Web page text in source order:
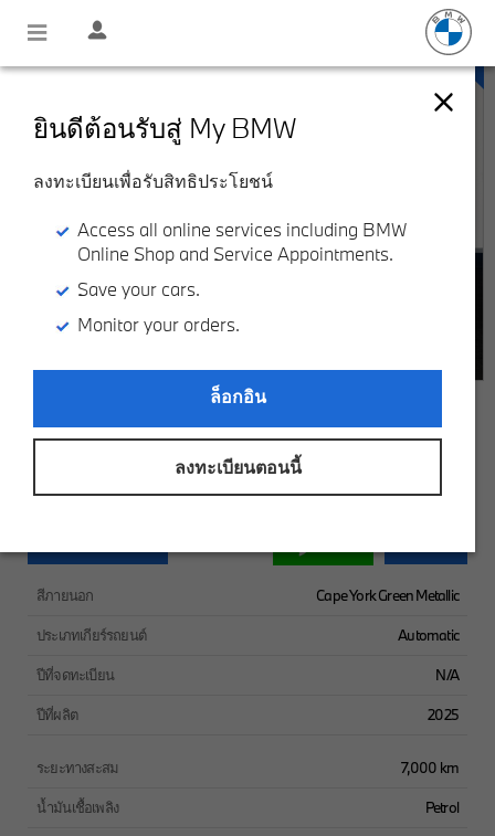
ยินดีต้อนรับสู่ My BMW
ลงทะเบียนเพื่อรับสิทธิประโยชน์
Access all online services including BMW
Online Shop and Service Appointments.
Save your cars.
Monitor your orders.
ล็อกอิน
ลงทะเบียนตอนนี้
BMW 530e M Sport Pro
฿52,300/month
สีภายนอก
Cape York Green Metallic
ประเภทเกียร์รถยนต์
Automatic
ปีที่จดทะเบียน
N/A
ปีที่ผลิต
2025
ระยะทางสะสม
7,000 km
น้ำมันเชื้อเพลิง
Petrol